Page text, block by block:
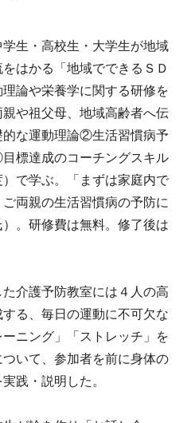
生・高校生・大学生が地域
はかる「地域でできるＳＤ
論や栄養学に関する研修を
や祖父母、地域高齢者へ伝
な運動理論②生活習慣病予
標達成のコーチングスキル
で学ぶ。「まずは家庭内で
両親の生活習慣病の予防に
。研修費は無料。修了後は
介護予防教室には４人の高
る、毎日の運動に不可欠な
ーニング」「ストレッチ」を
いて、参加者を前に身体の
践・説明した。